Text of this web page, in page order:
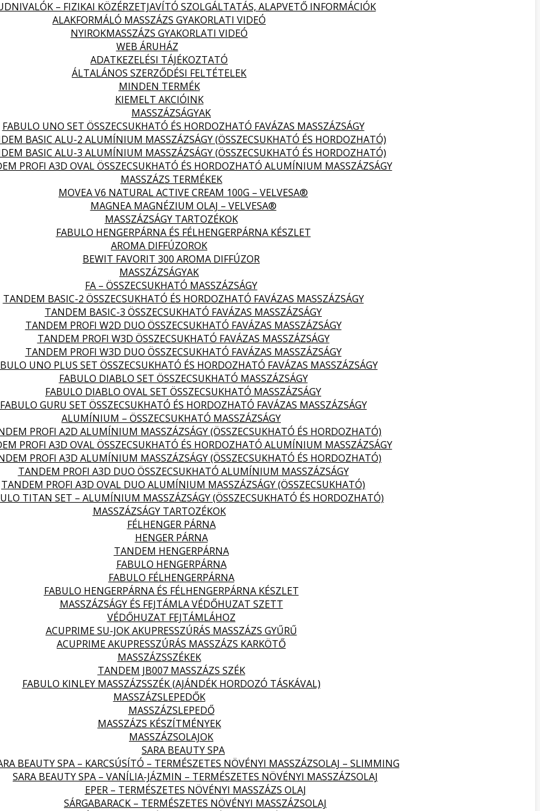
– FIZIKAI KÖZÉRZETJAVÍTÓ SZOLGÁLTATÁS, ALAPVETŐ INFORMÁCIÓK
ALAKFORMÁLÓ MASSZÁZS GYAKORLATI VIDEÓ
NYIROKMASSZÁZS GYAKORLATI VIDEÓ
WEB ÁRUHÁZ
ADATKEZELÉSI TÁJÉKOZTATÓ
ÁLTALÁNOS SZERZŐDÉSI FELTÉTELEK
MINDEN TERMÉK
KIEMELT AKCIÓINK
MASSZÁZSÁGYAK
FABULO UNO SET ÖSSZECSUKHATÓ ÉS HORDOZHATÓ FAVÁZAS MASSZÁZSÁGY
BASIC ALU-2 ALUMÍNIUM MASSZÁZSÁGY (ÖSSZECSUKHATÓ ÉS HORDOZHATÓ)
BASIC ALU-3 ALUMÍNIUM MASSZÁZSÁGY (ÖSSZECSUKHATÓ ÉS HORDOZHATÓ)
PROFI A3D OVAL ÖSSZECSUKHATÓ ÉS HORDOZHATÓ ALUMÍNIUM MASSZÁZSÁGY
MASSZÁZS TERMÉKEK
MOVEA V6 NATURAL ACTIVE CREAM 100G – VELVESA®
MAGNEA MAGNÉZIUM OLAJ – VELVESA®
MASSZÁZSÁGY TARTOZÉKOK
FABULO HENGERPÁRNA ÉS FÉLHENGERPÁRNA KÉSZLET
AROMA DIFFÚZOROK
BEWIT FAVORIT 300 AROMA DIFFÚZOR
MASSZÁZSÁGYAK
FA – ÖSSZECSUKHATÓ MASSZÁZSÁGY
TANDEM BASIC-2 ÖSSZECSUKHATÓ ÉS HORDOZHATÓ FAVÁZAS MASSZÁZSÁGY
TANDEM BASIC-3 ÖSSZECSUKHATÓ FAVÁZAS MASSZÁZSÁGY
TANDEM PROFI W2D DUO ÖSSZECSUKHATÓ FAVÁZAS MASSZÁZSÁGY
TANDEM PROFI W3D ÖSSZECSUKHATÓ FAVÁZAS MASSZÁZSÁGY
TANDEM PROFI W3D DUO ÖSSZECSUKHATÓ FAVÁZAS MASSZÁZSÁGY
UNO PLUS SET ÖSSZECSUKHATÓ ÉS HORDOZHATÓ FAVÁZAS MASSZÁZSÁGY
FABULO DIABLO SET ÖSSZECSUKHATÓ MASSZÁZSÁGY
FABULO DIABLO OVAL SET ÖSSZECSUKHATÓ MASSZÁZSÁGY
FABULO GURU SET ÖSSZECSUKHATÓ ÉS HORDOZHATÓ FAVÁZAS MASSZÁZSÁGY
ALUMÍNIUM – ÖSSZECSUKHATÓ MASSZÁZSÁGY
PROFI A2D ALUMÍNIUM MASSZÁZSÁGY (ÖSSZECSUKHATÓ ÉS HORDOZHATÓ)
PROFI A3D OVAL ÖSSZECSUKHATÓ ÉS HORDOZHATÓ ALUMÍNIUM MASSZÁZSÁGY
PROFI A3D ALUMÍNIUM MASSZÁZSÁGY (ÖSSZECSUKHATÓ ÉS HORDOZHATÓ)
TANDEM PROFI A3D DUO ÖSSZECSUKHATÓ ALUMÍNIUM MASSZÁZSÁGY
TANDEM PROFI A3D OVAL DUO ALUMÍNIUM MASSZÁZSÁGY (ÖSSZECSUKHATÓ)
TITAN SET – ALUMÍNIUM MASSZÁZSÁGY (ÖSSZECSUKHATÓ ÉS HORDOZHATÓ)
MASSZÁZSÁGY TARTOZÉKOK
FÉLHENGER PÁRNA
HENGER PÁRNA
TANDEM HENGERPÁRNA
FABULO HENGERPÁRNA
FABULO FÉLHENGERPÁRNA
FABULO HENGERPÁRNA ÉS FÉLHENGERPÁRNA KÉSZLET
MASSZÁZSÁGY ÉS FEJTÁMLA VÉDŐHUZAT SZETT
VÉDŐHUZAT FEJTÁMLÁHOZ
ACUPRIME SU-JOK AKUPRESSZÚRÁS MASSZÁZS GYŰRŰ
ACUPRIME AKUPRESSZÚRÁS MASSZÁZS KARKÖTŐ
MASSZÁZSSZÉKEK
TANDEM JB007 MASSZÁZS SZÉK
FABULO KINLEY MASSZÁZSSZÉK (AJÁNDÉK HORDOZÓ TÁSKÁVAL)
MASSZÁZSLEPEDŐK
MASSZÁZSLEPEDŐ
MASSZÁZS KÉSZÍTMÉNYEK
MASSZÁZSOLAJOK
SARA BEAUTY SPA
BEAUTY SPA – KARCSÚSÍTÓ – TERMÉSZETES NÖVÉNYI MASSZÁZSOLAJ – SLIMMING
SARA BEAUTY SPA – VANÍLIA-JÁZMIN – TERMÉSZETES NÖVÉNYI MASSZÁZSOLAJ
EPER – TERMÉSZETES NÖVÉNYI MASSZÁZS OLAJ
SÁRGABARACK – TERMÉSZETES NÖVÉNYI MASSZÁZSOLAJ